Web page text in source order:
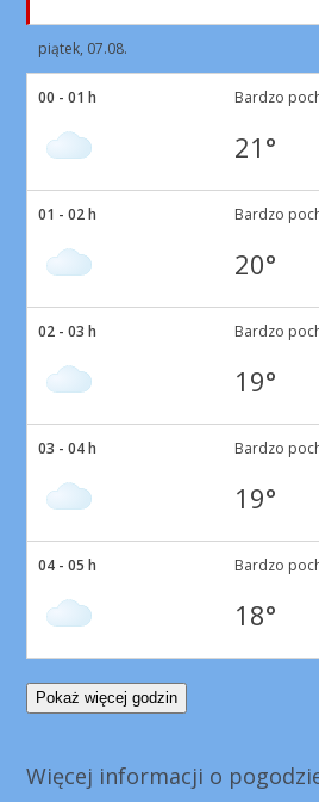
piątek, 07.08.
00 - 01 h Bardzo
21°
01 - 02 h Bardzo
20°
02 - 03 h Bardzo
19°
03 - 04 h Bardzo
19°
04 - 05 h Bardzo
18°
Pokaż więcej godzin
Więcej informacji o